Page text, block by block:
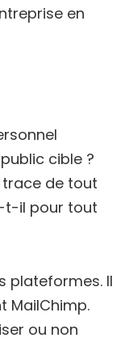
en
cible ?
de tout
t-il pour tout
plateformes. Il
MailChimp.
ou non